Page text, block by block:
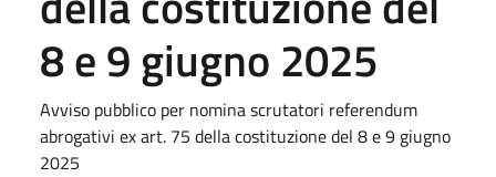
8 e 9 giugno 2025
Avviso pubblico per nomina scrutatori referendum
abrogativi ex art. 75 della costituzione del 8 e 9 giugno
2025